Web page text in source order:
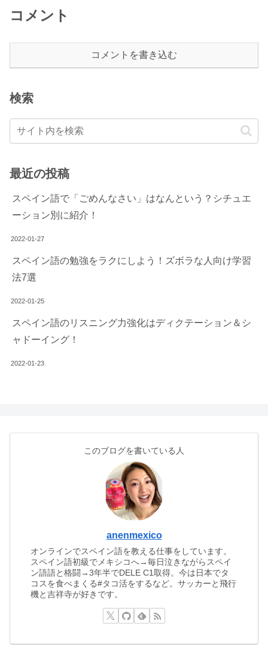
コメント
コメントを書き込む
検索
最近の投稿
スペイン語で「ごめんなさい」はなんという？シチュエ
ーション別に紹介！
2022-01-27
スペイン語の勉強をラクにしよう！ズボラな人向け学習
法7選
2022-01-25
スペイン語のリスニング力強化はディクテーション＆シ
ャドーイング！
2022-01-23
このブログを書いている人
anenmexico
オンラインでスペイン語を教える仕事をしています。
スペイン語初級でメキシコへ→毎日泣きながらスペイ
ン語語と格闘→3年半でDELE C1取得。今は日本でタ
コスを食べまくる#タコ活をするなど。サッカーと飛行
機と吉祥寺が好きです。